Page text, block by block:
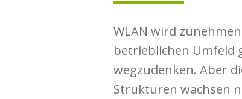
WLAN wird
betrieblichen Umfeld
wegzudenken. Aber
Strukturen wachsen